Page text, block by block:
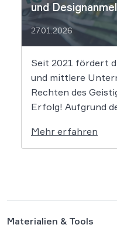
und
27.01.2026
Seit 2021 fördert
und mittlere
Rechten des
Erfolg! Aufgrund
Powered for
zugewiesenen
Mehr erfahren
Materialien & Tools